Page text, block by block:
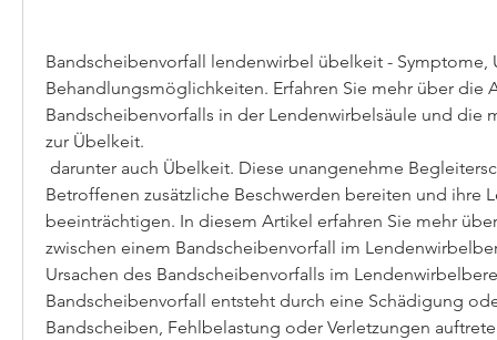
Bandscheibenvorfall lendenwirbel übelkeit - Symptome,
Behandlungsmöglichkeiten. Erfahren Sie mehr über die
Bandscheibenvorfalls in der Lendenwirbelsäule und die
zur Übelkeit.
Betroffenen zusätzliche Beschwerden bereiten und ihre
beeinträchtigen. In diesem Artikel erfahren Sie mehr
zwischen einem Bandscheibenvorfall im
Ursachen des Bandscheibenvorfalls im
Bandscheibenvorfall entsteht durch eine Schädigung
Bandscheiben, Fehlbelastung oder Verletzungen